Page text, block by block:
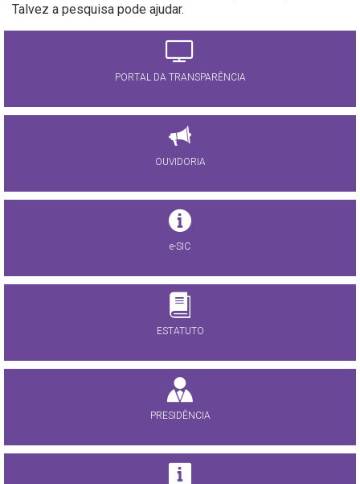
Talvez a pesquisa pode ajudar.
PORTAL DA TRANSPARÊNCIA
OUVIDORIA
e-SIC
ESTATUTO
PRESIDÊNCIA